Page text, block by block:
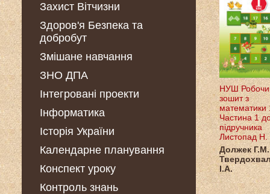
Захист Вітчизни
Здоров'я Безпека та
добробут
Змішане навчання
ЗНО ДПА
Інтегровані проекти
Інформатика
Історія України
Календарне планування
Конспект уроку
Контроль знань
НУШ
зошит з
математики
Частина 1
підручника
Листопад Н.
Должек
І.А.